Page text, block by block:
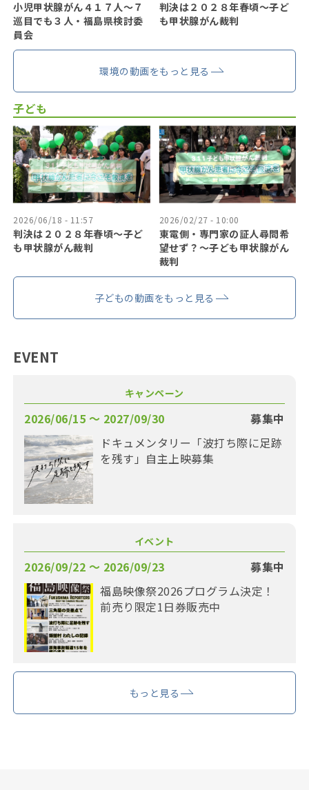
小児甲状腺がん４１７人〜７
巡目でも３人・福島県検討委
員会
判決は２０２８年春頃〜子ど
も甲状腺がん裁判
環境の動画をもっと見る
子ども
2026/06/18 - 11:57
判決は２０２８年春頃〜子ど
も甲状腺がん裁判
2026/02/27 - 10:00
東電側・専門家の証人尋問希
望せず？〜子ども甲状腺がん
裁判
子どもの動画をもっと見る
EVENT
キャンペーン
2026/06/15 〜 2027/09/30
募集中
ドキュメンタリー「波打ち際に足跡
を残す」自主上映募集
イベント
2026/09/22 〜 2026/09/23
募集中
福島映像祭2026プログラム決定！
前売り限定1日券販売中
もっと見る